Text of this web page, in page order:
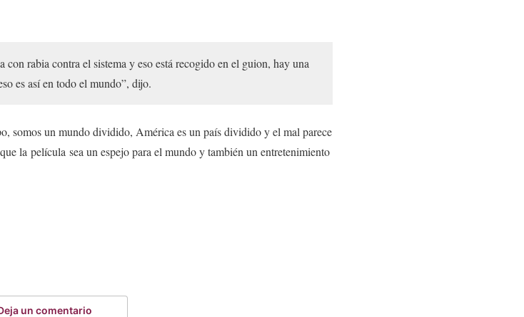
rabia contra el sistema y eso está recogido en el guion, hay una
es así en todo el mundo”, dijo.
somos un mundo dividido, América es un país dividido y el mal parece
la película sea un espejo para el mundo y también un entretenimiento
un comentario